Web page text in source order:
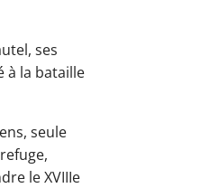
ses
à la bataille
seule
le XVIIIe